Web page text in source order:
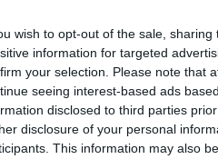
wish to opt-out of the sale,
information for targeted
your selection. Please note that
seeing interest-based ads
disclosed to third parties
disclosure of your personal
This information may also